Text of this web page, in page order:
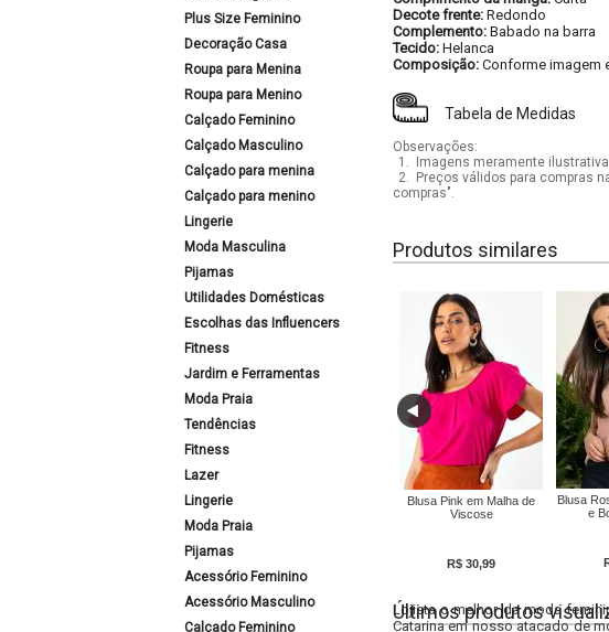
Plus Size Feminino
Decoração Casa
Roupa para Menina
Roupa para Menino
Calçado Feminino
Calçado Masculino
Calçado para menina
Calçado para menino
Lingerie
Moda Masculina
Pijamas
Utilidades Domésticas
Escolhas das Influencers
Fitness
Jardim e Ferramentas
Moda Praia
Tendências
Fitness
Lazer
Lingerie
Moda Praia
Pijamas
Acessório Feminino
Acessório Masculino
Calçado Feminino
Decote frente: Redondo
Complemento: Babado na barra
Tecido: Helanca
Composição: Conforme imagem
Tabela de Medidas
Observações:
1.
Imagens meramente
2.
Preços válidos para compras
compras".
Produtos similares
Blusa Pink em Malha de
Viscose
R$ 30,99
Blusa
e
Últimos produtos
Lojista o melhor da moda
Catarina em nosso atacado de